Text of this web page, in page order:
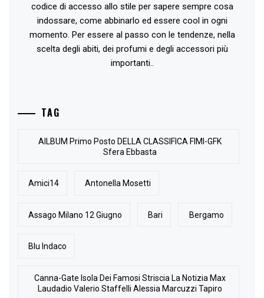
codice di accesso allo stile per sapere sempre cosa
indossare, come abbinarlo ed essere cool in ogni
momento. Per essere al passo con le tendenze, nella
scelta degli abiti, dei profumi e degli accessori più
importanti..
TAG
AlLBUM Primo Posto DELLA CLASSIFICA FIMI-GFK
Sfera Ebbasta
Amici14 Antonella Mosetti
Assago Milano 12 Giugno Bari Bergamo
Blu Indaco
Canna-Gate Isola Dei Famosi Striscia La Notizia Max
Laudadio Valerio Staffelli Alessia Marcuzzi Tapiro